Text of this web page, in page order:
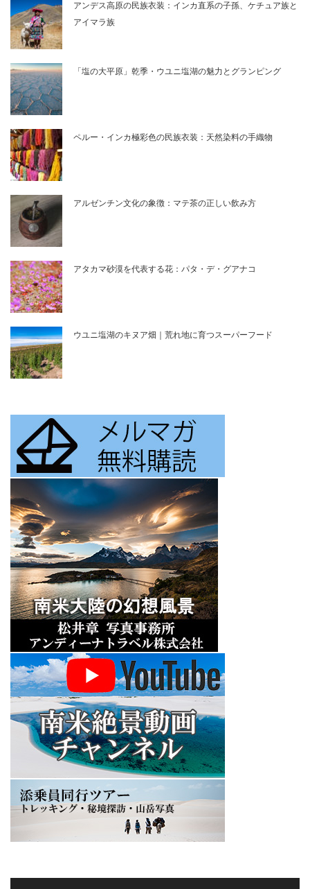
アンデス高原の民族衣装：インカ直系の子孫、ケチュア族と
アイマラ族
「塩の大平原」乾季・ウユニ塩湖の魅力とグランピング
ペルー・インカ極彩色の民族衣装：天然染料の手織物
アルゼンチン文化の象徴：マテ茶の正しい飲み方
アタカマ砂漠を代表する花：パタ・デ・グアナコ
ウユニ塩湖のキヌア畑｜荒れ地に育つスーパーフード